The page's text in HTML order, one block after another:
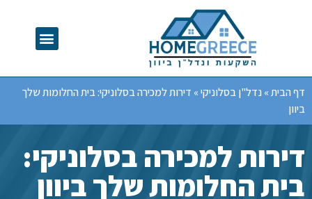
דף הבית» נדל"ן בסלוניקי» דירות למכירה בסלוניקי: בית החלומות שלך
ביוון
דירות למכירה בסלוניקי:
בית החלומות שלך ביוון